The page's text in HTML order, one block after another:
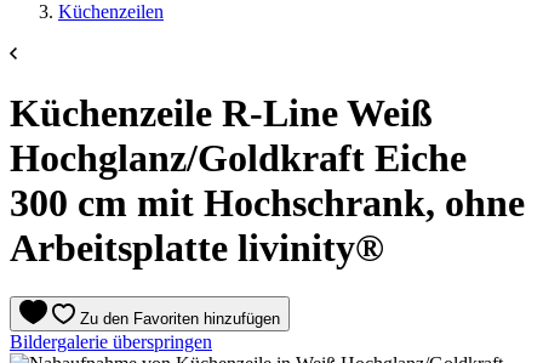
Küchenzeilen
Küchenzeile R-Line Weiß
Hochglanz/Goldkraft Eiche
300 cm mit Hochschrank, ohne
Arbeitsplatte livinity®
Zu den Favoriten hinzufügen
Bildergalerie überspringen